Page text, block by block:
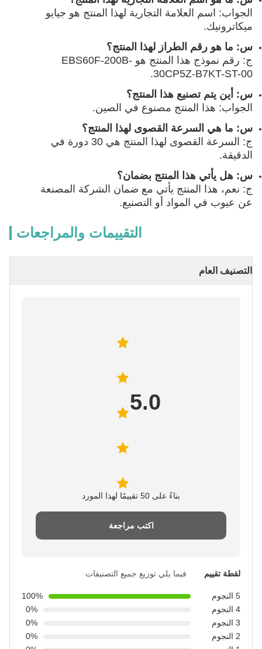
الجواب: اسم العلامة التجارية لهذا المنتج هو جيايو
ميكاترونيك.
س: ما هو رقم الطراز لهذا المنتج؟
ج: رقم نموذج هذا المنتج هو EBS60F-200B-
30CP5Z-B7KT-ST-00.
س: أين يتم تصنيع هذا المنتج؟
الجواب: هذا المنتج مصنوع في الصين.
س: ما هي السرعة القصوى لهذا المنتج؟
ج: السرعة القصوى لهذا المنتج هي 30 دورة في
الدقيقة.
س: هل يأتي هذا المنتج بضمان؟
ج: نعم، هذا المنتج يأتي مع ضمان الشركة المصنعة
عن عيوب في المواد أو التصنيع.
التقييمات والمراجعات
التصنيف العام
5.0
بناءً على 50 تقييمًا لهذا المورد
اكتب مراجعة
لقطة تقييم فيما يلي توزيع جميع التصنيفات
5 النجوم
100%
4 النجوم
0%
3 النجوم
0%
2 النجوم
0%